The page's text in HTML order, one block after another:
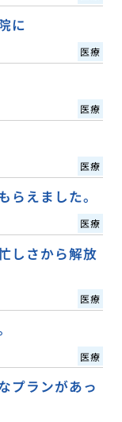
に
医療
医療
医療
らえました。
医療
しさから解放
医療
医療
プランがあっ